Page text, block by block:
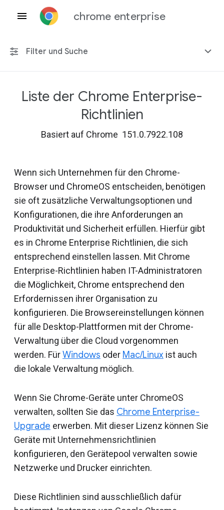
chrome enterprise
Filter und Suche
Alle Plattformen
Einschließlich eingestellter Richtlinien
Liste der Chrome Enterprise-
Richtlinien
Basiert auf Chrome 151.0.7922.108
Wenn sich Unternehmen für den Chrome-
Browser und ChromeOS entscheiden, benötigen
sie oft zusätzliche Verwaltungsoptionen und
Konfigurationen, die ihre Anforderungen an
Produktivität und Sicherheit erfüllen. Hierfür gibt
es in Chrome Enterprise Richtlinien, die sich
entsprechend einstellen lassen. Mit Chrome
Enterprise-Richtlinien haben IT-Administratoren
die Möglichkeit, Chrome entsprechend den
Erfordernissen ihrer Organisation zu
konfigurieren. Die Browsereinstellungen können
für alle Desktop-Plattformen mit der Chrome-
Verwaltung über die Cloud vorgenommen
werden. FürWindows oder Mac/Linux ist auch
die lokale Verwaltung möglich.
Wenn Sie Chrome-Geräte unter ChromeOS
verwalten, sollten Sie das Chrome Enterprise-
Upgrade erwerben. Mit dieser Lizenz können Sie
Geräte mit Unternehmensrichtlinien
konfigurieren, den Gerätepool verwalten sowie
Netzwerke und Drucker einrichten.
Diese Richtlinien sind ausschließlich dafür